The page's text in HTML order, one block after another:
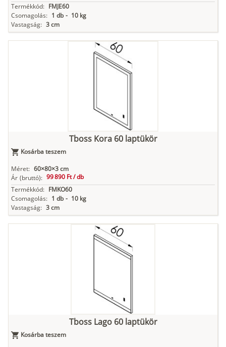
Termékkód: FMJE60
Csomagolás: 1 db - 10 kg
Vastagság: 3 cm
Tboss Kora 60 laptükör
Kosárba teszem
Méret: 60×80×3 cm
Ár (bruttó): 99 890 Ft /db
Termékkód: FMKO60
Csomagolás: 1 db - 10 kg
Vastagság: 3 cm
Tboss Lago 60 laptükör
Kosárba teszem